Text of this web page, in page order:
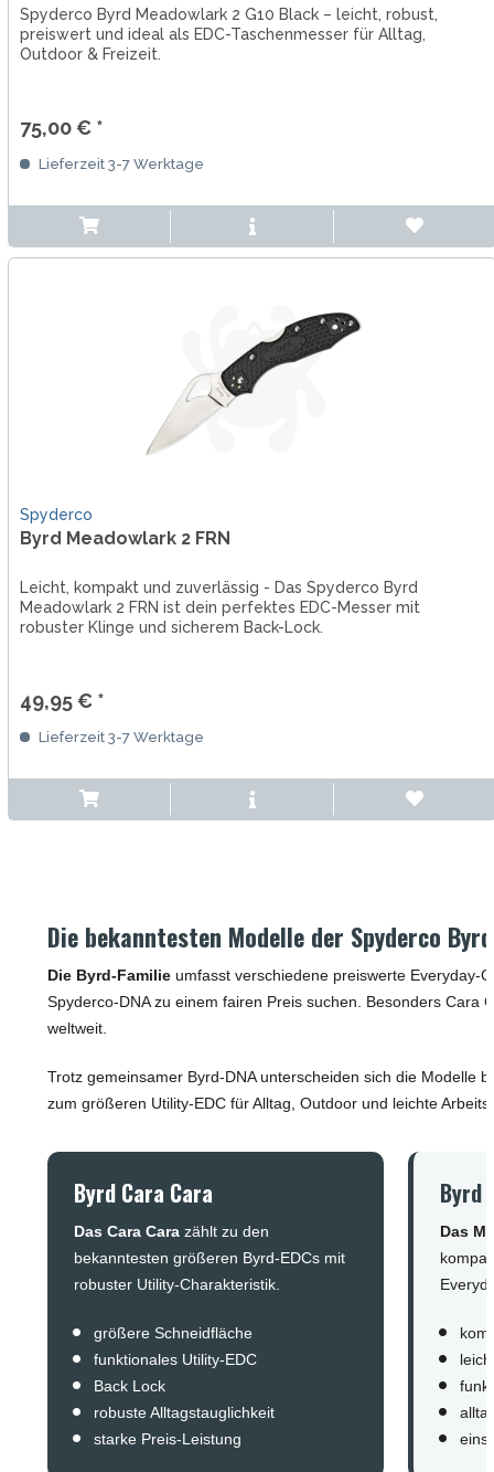
Spyderco Byrd Meadowlark 2 G10 Black – leicht, robust,
preiswert und ideal als EDC-Taschenmesser für Alltag,
Outdoor & Freizeit.
75,00 € *
Lieferzeit 3-7 Werktage
Spyderco
Byrd Meadowlark 2 FRN
Leicht, kompakt und zuverlässig - Das Spyderco Byrd
Meadowlark 2 FRN ist dein perfektes EDC-Messer mit
robuster Klinge und sicherem Back-Lock.
49,95 € *
Lieferzeit 3-7 Werktage
Die bekanntesten Modelle der Spyderco
Die Byrd-Familieumfasst verschiedene preiswerte Everyday-
Spyderco-DNA zu einem fairen Preis suchen. Besonders
weltweit.
Trotz gemeinsamer Byrd-DNA unterscheiden sich die Modelle
zum größeren Utility-EDC für Alltag, Outdoor und leichte
Byrd Cara Cara
Das Cara Carazählt zu den
bekanntesten größeren Byrd-EDCs mit
robuster Utility-Charakteristik.
größere Schneidfläche
funktionales Utility-EDC
Back Lock
robuste Alltagstauglichkeit
starke Preis-Leistung
Byrd
Das